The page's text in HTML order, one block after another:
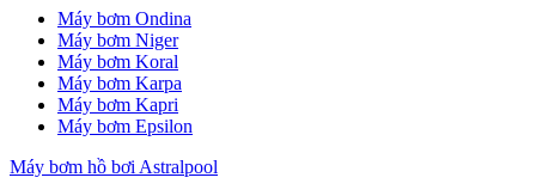
Máy bơm Ondina
Máy bơm Niger
Máy bơm Koral
Máy bơm Karpa
Máy bơm Kapri
Máy bơm Epsilon
Máy bơm hồ bơi Astralpool